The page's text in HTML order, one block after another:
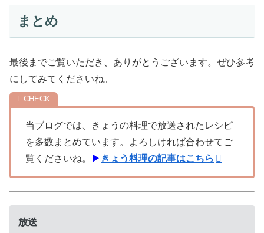
まとめ
最後までご覧いただき、ありがとうございます。ぜひ参考
にしてみてくださいね。
当ブログでは、きょうの料理で放送されたレシピ
を多数まとめています。よろしければ合わせてご
覧くださいね。
▶ きょう料理の記事はこちら
放送